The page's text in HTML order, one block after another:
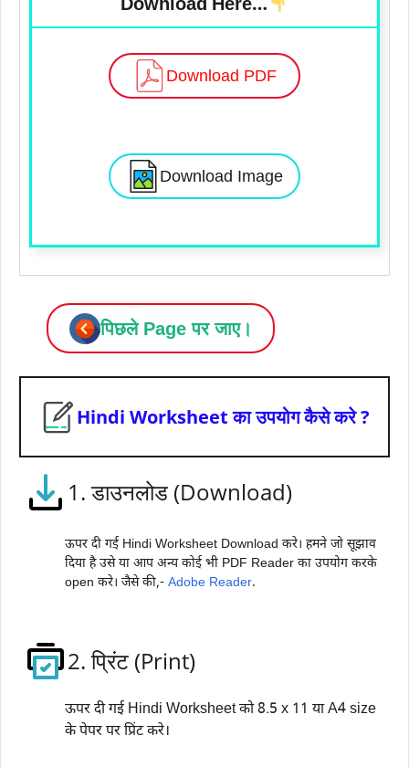
Download Here…
Download PDF
Download Image
पिछले Page पर जाए।
Hindi Worksheet का उपयोग कैसे करे ?
1. डाउनलोड (Download)
ऊपर दी गई Hindi Worksheet Download करे। हमने जो सूझाव
दिया है उसे या आप अन्य कोई भी PDF Reader का उपयोग करके
open करे। जैसे की,- Adobe Reader.
2. प्रिंट (Print)
ऊपर दी गई Hindi Worksheet को 8.5 x 11 या A4 size
के पेपर पर प्रिंट करे।